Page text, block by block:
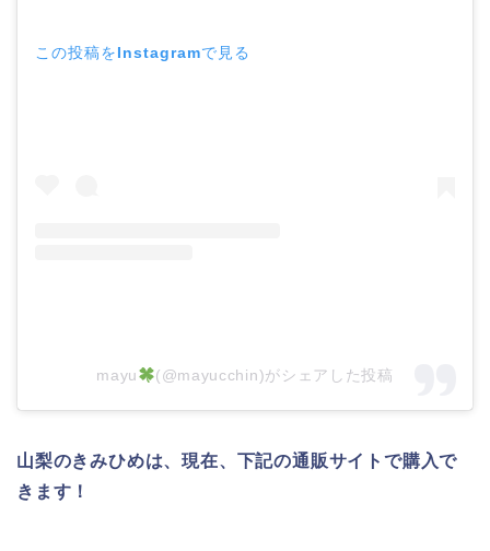
この投稿をInstagramで見る
mayu (@mayucchin)がシェアした投稿
山梨のきみひめは、現在、下記の通販サイトで購入で
きます！